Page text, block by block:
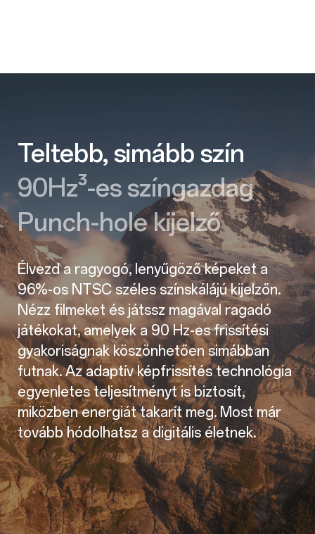
Teltebb, simább szín
90Hz³-es színgazdag
Punch-hole kijelző
Élvezd a ragyogó, lenyűgöző képeket a
96%-os NTSC széles színskálájú kijelzőn.
Nézz filmeket és játssz magával ragadó
játékokat, amelyek a 90 Hz-es frissítési
gyakoriságnak köszönhetően simábban
futnak. Az adaptív képfrissítés technológia
egyenletes teljesítményt is biztosít,
miközben energiát takarít meg. Most már
tovább hódolhatsz a digitális életnek.